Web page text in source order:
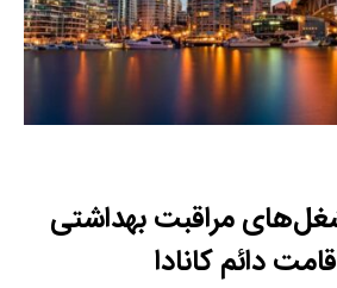
مراقبت بهداشتی
دائم کانادا